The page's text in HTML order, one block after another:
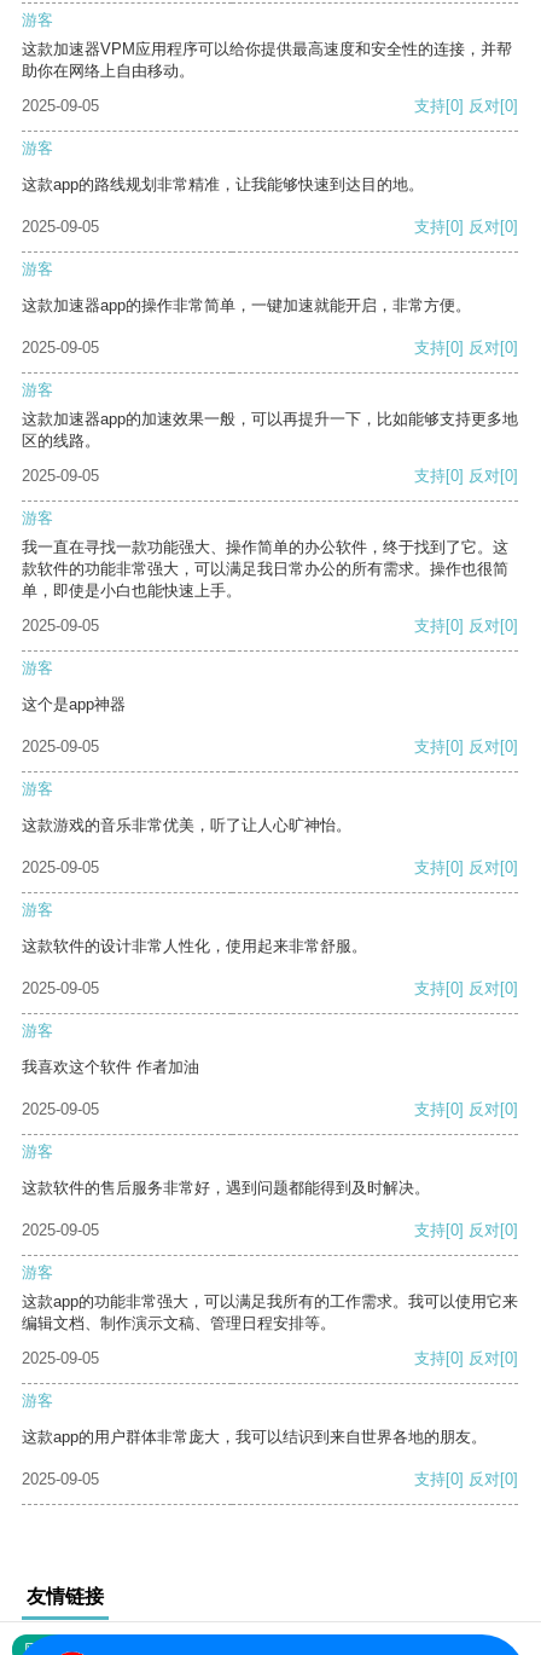
游客
这款加速器VPM应用程序可以给你提供最高速度和安全性的连接，并帮
助你在网络上自由移动。
2025-09-05
支持[0] 反对[0]
游客
这款app的路线规划非常精准，让我能够快速到达目的地。
2025-09-05 支持[0] 反对[0]
游客
这款加速器app的操作非常简单，一键加速就能开启，非常方便。
2025-09-05 支持[0] 反对[0]
游客
这款加速器app的加速效果一般，可以再提升一下，比如能够支持更多地
区的线路。
2025-09-05
支持[0] 反对[0]
游客
我一直在寻找一款功能强大、操作简单的办公软件，终于找到了它。这
款软件的功能非常强大，可以满足我日常办公的所有需求。操作也很简
单，即使是小白也能快速上手。
2025-09-05
支持[0] 反对[0]
游客
这个是app神器
2025-09-05 支持[0] 反对[0]
游客
这款游戏的音乐非常优美，听了让人心旷神怡。
2025-09-05 支持[0] 反对[0]
游客
这款软件的设计非常人性化，使用起来非常舒服。
2025-09-05 支持[0] 反对[0]
游客
我喜欢这个软件 作者加油
2025-09-05 支持[0] 反对[0]
游客
这款软件的售后服务非常好，遇到问题都能得到及时解决。
2025-09-05 支持[0] 反对[0]
游客
这款app的功能非常强大，可以满足我所有的工作需求。我可以使用它来
编辑文档、制作演示文稿、管理日程安排等。
2025-09-05
支持[0] 反对[0]
游客
这款app的用户群体非常庞大，我可以结识到来自世界各地的朋友。
2025-09-05 支持[0] 反对[0]
友情链接
网站地图